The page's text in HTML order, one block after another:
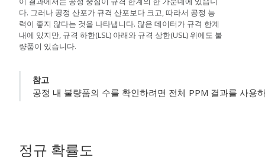
다. 그러나 공정 산포가 규격 산포보다 크고, 따라서 공정 능
력이 좋지 않다는 것을 나타냅니다. 많은 데이터가 규격 한계
내에 있지만, 규격 하한(LSL) 아래와 규격 상한(USL) 위에도 불
량품이 있습니다.
참고
공정 내 불량품의 수를 확인하려면 전체 PPM 결과를 사용
정규 확률도